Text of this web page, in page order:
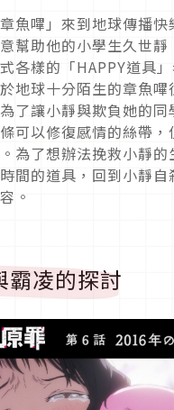
魚嗶」來到地球傳播快
幫助他的小學生久世靜
各樣的「HAPPY道具
地球十分陌生的章魚嗶
了讓小靜與欺負她的同
可以修復感情的絲帶，
為了想辦法挽救小靜的
間的道具，回到小靜自
。
霸凌的探討